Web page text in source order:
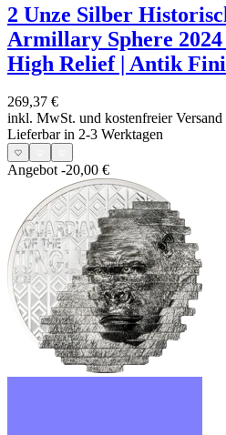
2 Unze Silber
Armillary Sphere 2024
High Relief | Antik
269,37 €
inkl. MwSt. und kostenfreier Versand
Lieferbar in 2-3 Werktagen
Angebot-20,00 €